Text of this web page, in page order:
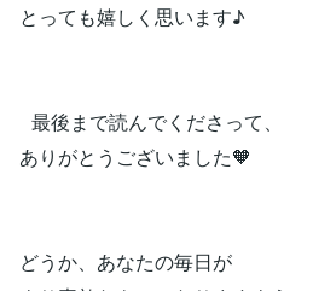
とっても嬉しく思います♪
最後まで読んでくださって、
ありがとうございました🧡
どうか、あなたの毎日が